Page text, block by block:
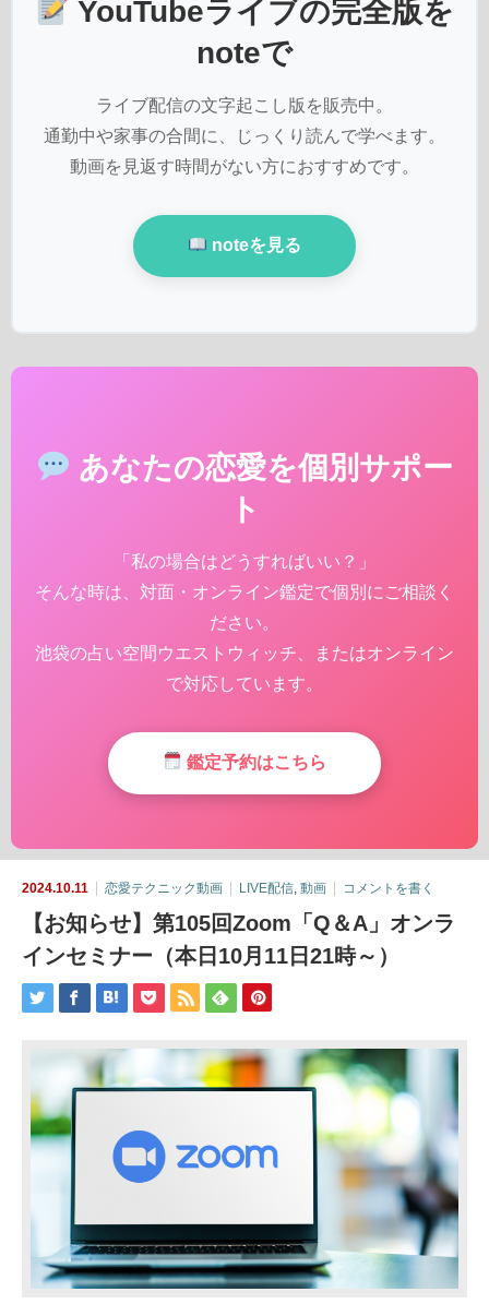
YouTubeライブの完全版を
noteで
ライブ配信の文字起こし版を販売中。
通勤中や家事の合間に、じっくり読んで学べます。
動画を見返す時間がない方におすすめです。
noteを見る
あなたの恋愛を個別サポー
ト
「私の場合はどうすればいい？」
そんな時は、対面・オンライン鑑定で個別にご相談く
ださい。
池袋の占い空間ウエストウィッチ、またはオンライン
で対応しています。
鑑定予約はこちら
2024.10.11 恋愛テクニック動画 LIVE配信 動画 コメントを書く
【お知らせ】第105回Zoom「Q＆A」オンラ
インセミナー（本日10月11日21時～）